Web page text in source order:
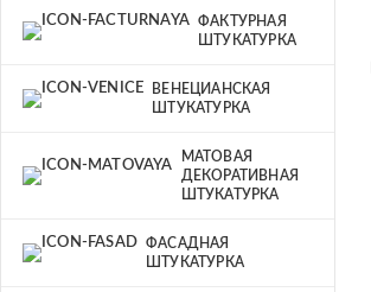
ФАКТУРНАЯ
ШТУКАТУРКА
ВЕНЕЦИАНСКАЯ
ШТУКАТУРКА
МАТОВАЯ
ДЕКОРАТИВНАЯ
ШТУКАТУРКА
ФАСАДНАЯ
ШТУКАТУРКА